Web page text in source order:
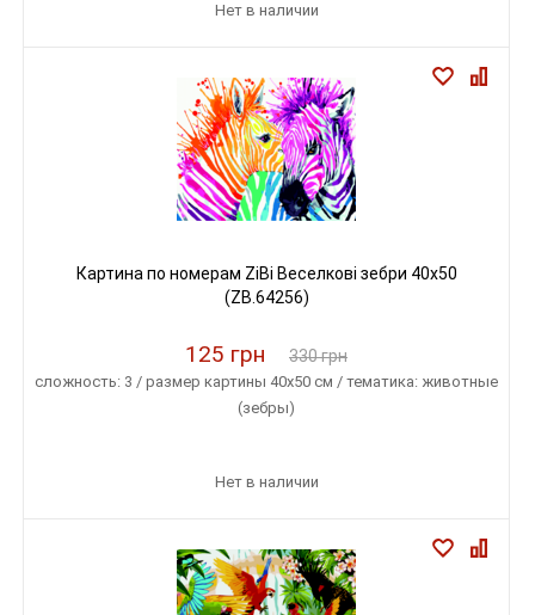
Нет в наличии
Картина по номерам ZiBi Веселкові зебри 40x50
(ZB.64256)
125 грн 330 грн
сложность: 3 / размер картины 40х50 см / тематика: животные
(зебры)
Нет в наличии